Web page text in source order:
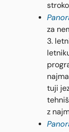
za
3.
tuji
z